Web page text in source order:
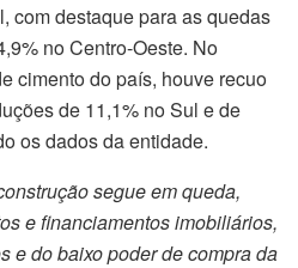
com destaque para as quedas
no Centro-Oeste. No
cimento do país, houve recuo
de 11,1% no Sul e de
os dados da entidade.
segue em queda,
e financiamentos imobiliários,
e do baixo poder de compra da